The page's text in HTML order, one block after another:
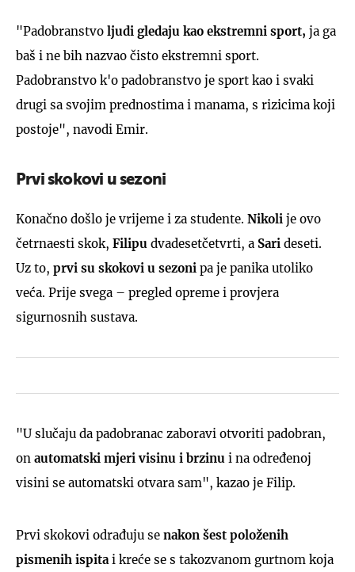
"Padobranstvo ljudi gledaju kao ekstremni sport, ja ga
baš i ne bih nazvao čisto ekstremni sport.
Padobranstvo k'o padobranstvo je sport kao i svaki
drugi sa svojim prednostima i manama, s rizicima koji
postoje", navodi Emir.
Prvi skokovi u sezoni
Konačno došlo je vrijeme i za studente. Nikoli je ovo
četrnaesti skok, Filipu dvadesetčetvrti, a Sari deseti.
Uz to, prvi su skokovi u sezoni pa je panika utoliko
veća. Prije svega – pregled opreme i provjera
sigurnosnih sustava.
"U slučaju da padobranac zaboravi otvoriti padobran,
on automatski mjeri visinu i brzinu i na određenoj
visini se automatski otvara sam", kazao je Filip.
Prvi skokovi odrađuju se nakon šest položenih
pismenih ispita i kreće se s takozvanom gurtnom koja